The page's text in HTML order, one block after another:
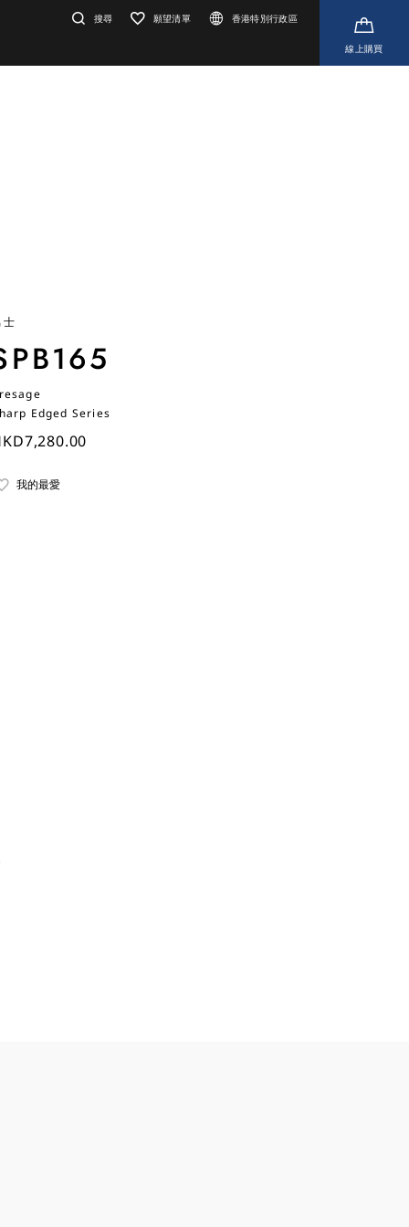
搜尋 願望清單 香港特別行政區
線上購買
士
Edged Series
我的最愛